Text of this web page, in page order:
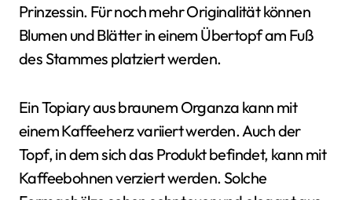
Prinzessin. Für noch mehr Originalität können
Blumen und Blätter in einem Übertopf am Fuß
des Stammes platziert werden.
Ein Topiary aus braunem Organza kann mit
einem Kaffeeherz variiert werden. Auch der
Topf, in dem sich das Produkt befindet, kann mit
Kaffeebohnen verziert werden. Solche